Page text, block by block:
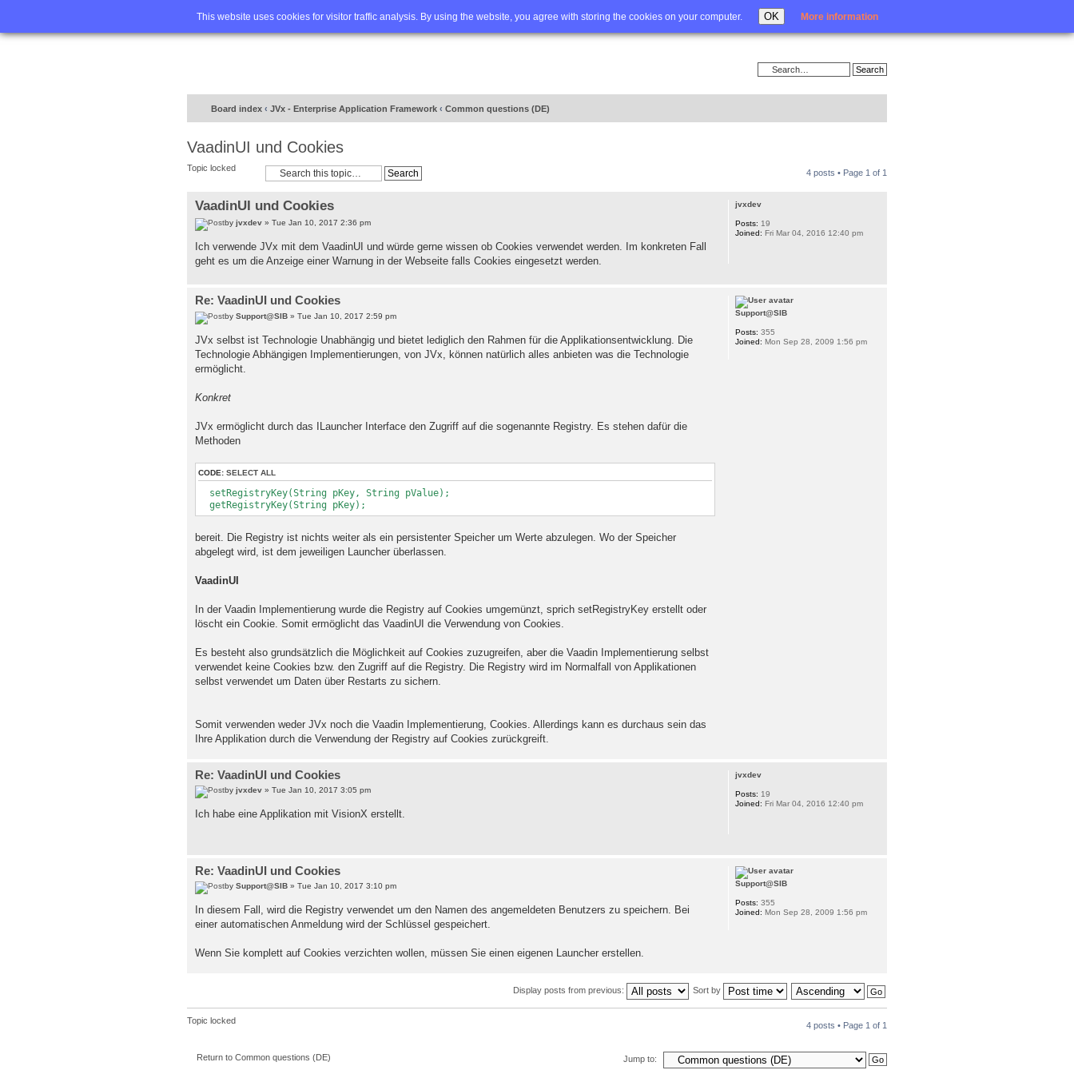
This website uses cookies for visitor traffic analysis. By using the website, you agree with storing the cookies on your computer. OK More information
Home FAQ Advanced search Login
Board index ‹ JVx - Enterprise Application Framework ‹ Common questions (DE)
VaadinUI und Cookies
Topic locked 4 posts • Page 1 of 1
VaadinUI und Cookies
by jvxdev » Tue Jan 10, 2017 2:36 pm
Ich verwende JVx mit dem VaadinUI und würde gerne wissen ob Cookies verwendet werden. Im konkreten Fall
geht es um die Anzeige einer Warnung in der Webseite falls Cookies eingesetzt werden.
jvxdev
Posts: 19
Joined: Fri Mar 04, 2016 12:40 pm
Re: VaadinUI und Cookies
by Support@SIB » Tue Jan 10, 2017 2:59 pm
JVx selbst ist Technologie Unabhängig und bietet lediglich den Rahmen für die Applikationsentwicklung. Die
Technologie Abhängigen Implementierungen, von JVx, können natürlich alles anbieten was die Technologie
ermöglicht.
Konkret
JVx ermöglicht durch das ILauncher Interface den Zugriff auf die sogenannte Registry. Es stehen dafür die
Methoden
CODE: SELECT ALL
setRegistryKey(String pKey, String pValue);
getRegistryKey(String pKey);
bereit. Die Registry ist nichts weiter als ein persistenter Speicher um Werte abzulegen. Wo der Speicher
abgelegt wird, ist dem jeweiligen Launcher überlassen.
VaadinUI
In der Vaadin Implementierung wurde die Registry auf Cookies umgemünzt, sprich setRegistryKey erstellt oder
löscht ein Cookie. Somit ermöglicht das VaadinUI die Verwendung von Cookies.
Es besteht also grundsätzlich die Möglichkeit auf Cookies zuzugreifen, aber die Vaadin Implementierung selbst
verwendet keine Cookies bzw. den Zugriff auf die Registry. Die Registry wird im Normalfall von Applikationen
selbst verwendet um Daten über Restarts zu sichern.
Somit verwenden weder JVx noch die Vaadin Implementierung, Cookies. Allerdings kann es durchaus sein das
Ihre Applikation durch die Verwendung der Registry auf Cookies zurückgreift.
Support@SIB
Posts: 355
Joined: Mon Sep 28, 2009 1:56 pm
Re: VaadinUI und Cookies
by jvxdev » Tue Jan 10, 2017 3:05 pm
Ich habe eine Applikation mit VisionX erstellt.
jvxdev
Posts: 19
Joined: Fri Mar 04, 2016 12:40 pm
Re: VaadinUI und Cookies
by Support@SIB » Tue Jan 10, 2017 3:10 pm
In diesem Fall, wird die Registry verwendet um den Namen des angemeldeten Benutzers zu speichern. Bei
einer automatischen Anmeldung wird der Schlüssel gespeichert.
Wenn Sie komplett auf Cookies verzichten wollen, müssen Sie einen eigenen Launcher erstellen.
Support@SIB
Posts: 355
Joined: Mon Sep 28, 2009 1:56 pm
Display posts from previous: Sort by
Topic locked 4 posts • Page 1 of 1
Return to Common questions (DE) Jump to: